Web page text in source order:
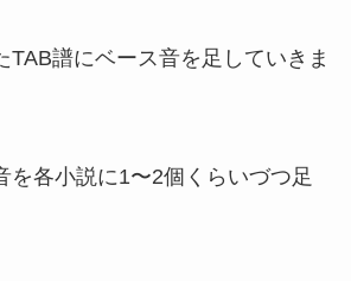
TAB譜にベース音を足していきま
を各小説に1〜2個くらいづつ足